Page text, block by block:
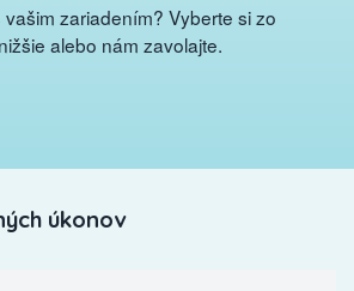
zariadením? Vyberte si zo
alebo nám zavolajte.
úkonov